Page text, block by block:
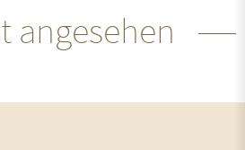
angesehen